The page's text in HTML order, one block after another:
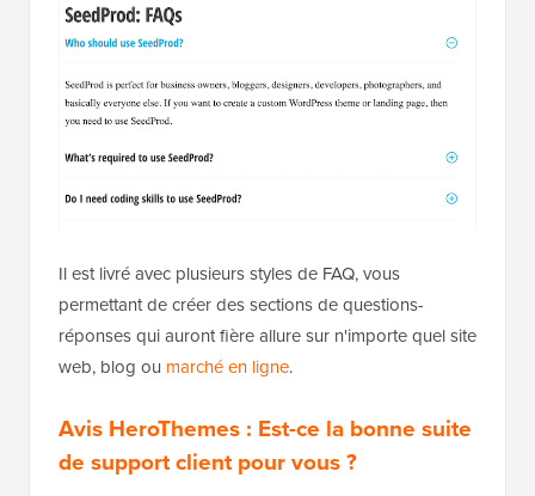
Il est livré avec plusieurs styles de FAQ, vous
permettant de créer des sections de questions-
réponses qui auront fière allure sur n'importe quel site
web, blog ou marché en ligne.
Avis HeroThemes : Est-ce la bonne suite
de support client pour vous ?